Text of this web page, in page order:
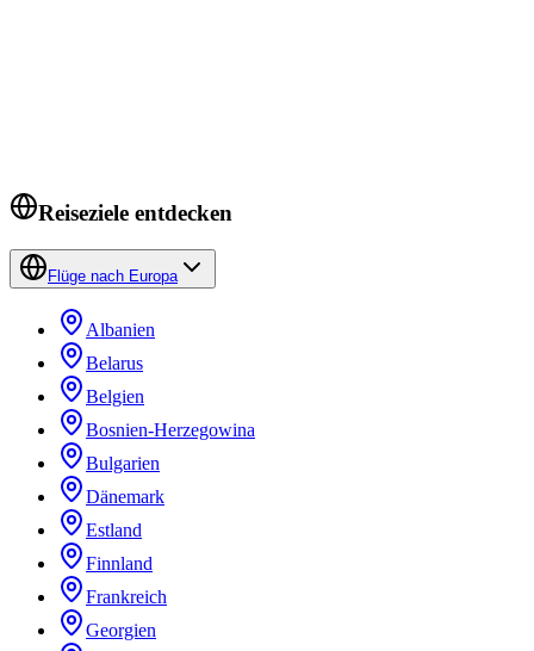
Reiseziele entdecken
Flüge nach Europa
Albanien
Belarus
Belgien
Bosnien-Herzegowina
Bulgarien
Dänemark
Estland
Finnland
Frankreich
Georgien